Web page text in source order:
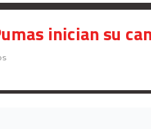
inician su